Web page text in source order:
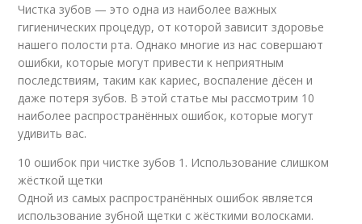
Чистка зубов — это одна из наиболее важных
гигиенических процедур, от которой зависит здоровье
нашего полости рта. Однако многие из нас совершают
ошибки, которые могут привести к неприятным
последствиям, таким как кариес, воспаление дёсен и
даже потеря зубов. В этой статье мы рассмотрим 10
наиболее распространённых ошибок, которые могут
удивить вас.
10 ошибок при чистке зубов 1. Использование слишком
жёсткой щетки
Одной из самых распространённых ошибок является
использование зубной щетки с жёсткими волосками.